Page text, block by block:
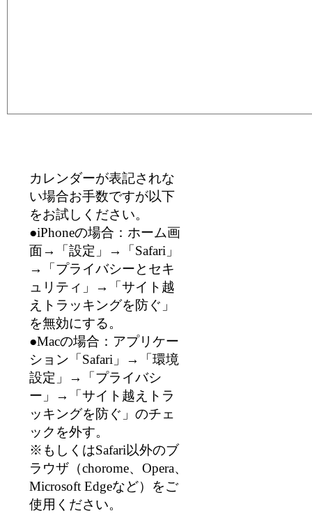
カレンダーが表記されな
い場合お手数ですが以下
をお試しください。
●iPhoneの場合：ホーム画
面→「設定」→「Safari」
→「プライバシーとセキ
ュリティ」→「サイト越
えトラッキングを防ぐ」
を無効にする。
●Macの場合：アプリケー
ション「Safari」→「環境
設定」→「プライバシ
ー」→「サイト越えトラ
ッキングを防ぐ」のチェ
ックを外す。
※もしくはSafari以外のブ
ラウザ（chorome、Opera、
Microsoft Edgeなど）をご
使用ください。